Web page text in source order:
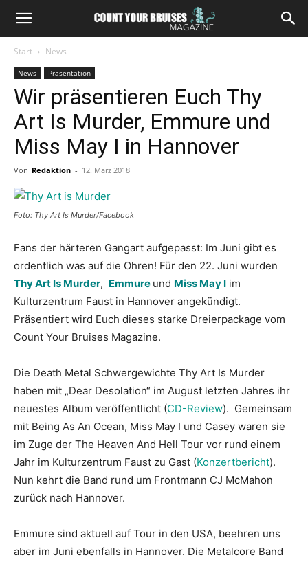
Start News
News Präsentation
Wir präsentieren Euch Thy
Art Is Murder, Emmure und
Miss May I in Hannover
Von Redaktion - 12. März 2018
Foto: Thy Art Is Murder/Facebook
Fans der härteren Gangart aufgepasst: Im Juni gibt es
ordentlich was auf die Ohren! Für den 22. Juni wurden
Thy Art Is Murder, Emmure und Miss May I im
Kulturzentrum Faust in Hannover angekündigt.
Präsentiert wird Euch dieses starke Dreierpackage vom
Count Your Bruises Magazine.
Die Death Metal Schwergewichte Thy Art Is Murder
haben mit „Dear Desolation“ im August letzten Jahres ihr
neuestes Album veröffentlicht (CD-Review). Gemeinsam
mit Being As An Ocean, Miss May I und Casey waren sie
im Zuge der The Heaven And Hell Tour vor rund einem
Jahr im Kulturzentrum Faust zu Gast (Konzertbericht).
Nun kehrt die Band rund um Frontmann CJ McMahon
zurück nach Hannover.
Emmure sind aktuell auf Tour in den USA, beehren uns
aber im Juni ebenfalls in Hannover. Die Metalcore Band